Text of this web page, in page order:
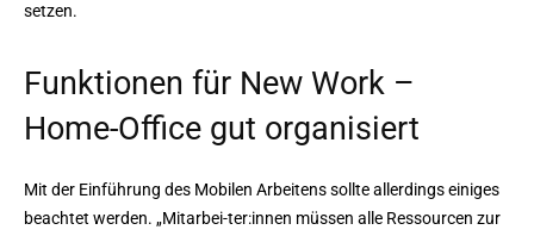
setzen.
Funktionen für New Work –
Home-Office gut organisiert
Mit der Einführung des Mobilen Arbeitens sollte allerdings einiges
beachtet werden. „Mitarbei-ter:innen müssen alle Ressourcen zur